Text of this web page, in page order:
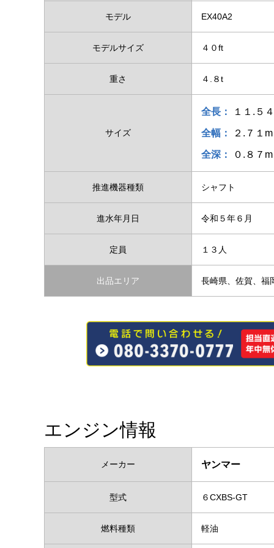
モデル EX40A2
モデルサイズ ４０ft
重さ ４.８t
サイズ
全長： １１.５
全幅： ２.７１m
全深： ０.８７m
推進機器種類 シャフト
進水年月日 令和５年６月
定員 １３人
出品エリア 長崎県、佐賀、福
エンジン情報
メーカー ヤンマー
型式 ６CXBS-GT
燃料種類 軽油